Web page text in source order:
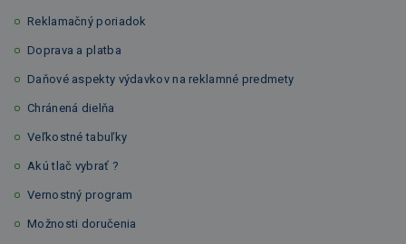
Reklamačný poriadok
Doprava a platba
Daňové aspekty výdavkov na reklamné predmety
Chránená dielňa
Veľkostné tabuľky
Akú tlač vybrať ?
Vernostný program
Možnosti doručenia